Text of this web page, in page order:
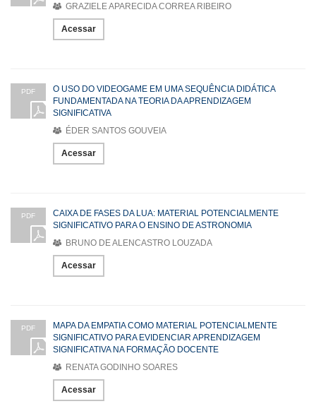
GRAZIELE APARECIDA CORREA RIBEIRO
Acessar
PDF
O USO DO VIDEOGAME EM UMA SEQUÊNCIA DIDÁTICA
FUNDAMENTADA NA TEORIA DA APRENDIZAGEM
SIGNIFICATIVA
ÉDER SANTOS GOUVEIA
Acessar
PDF
CAIXA DE FASES DA LUA: MATERIAL POTENCIALMENTE
SIGNIFICATIVO PARA O ENSINO DE ASTRONOMIA
BRUNO DE ALENCASTRO LOUZADA
Acessar
PDF
MAPA DA EMPATIA COMO MATERIAL POTENCIALMENTE
SIGNIFICATIVO PARA EVIDENCIAR APRENDIZAGEM
SIGNIFICATIVA NA FORMAÇÃO DOCENTE
RENATA GODINHO SOARES
Acessar